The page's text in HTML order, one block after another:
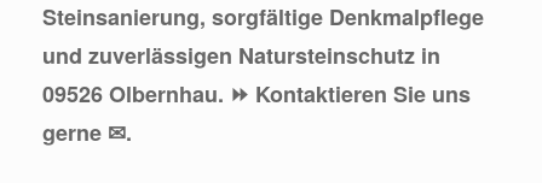
Steinsanierung, sorgfältige Denkmalpflege
und zuverlässigen Natursteinschutz in
09526 Olbernhau. ⏩ Kontaktieren Sie uns
gerne ✉.